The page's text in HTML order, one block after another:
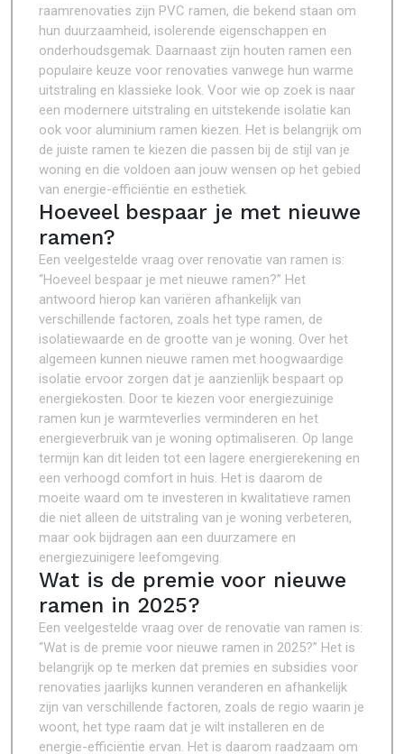
raamrenovaties zijn PVC ramen, die bekend staan om
hun duurzaamheid, isolerende eigenschappen en
onderhoudsgemak. Daarnaast zijn houten ramen een
populaire keuze voor renovaties vanwege hun warme
uitstraling en klassieke look. Voor wie op zoek is naar
een modernere uitstraling en uitstekende isolatie kan
ook voor aluminium ramen kiezen. Het is belangrijk om
de juiste ramen te kiezen die passen bij de stijl van je
woning en die voldoen aan jouw wensen op het gebied
van energie-efficiëntie en esthetiek.
Hoeveel bespaar je met nieuwe
ramen?
Een veelgestelde vraag over renovatie van ramen is:
“Hoeveel bespaar je met nieuwe ramen?” Het
antwoord hierop kan variëren afhankelijk van
verschillende factoren, zoals het type ramen, de
isolatiewaarde en de grootte van je woning. Over het
algemeen kunnen nieuwe ramen met hoogwaardige
isolatie ervoor zorgen dat je aanzienlijk bespaart op
energiekosten. Door te kiezen voor energiezuinige
ramen kun je warmteverlies verminderen en het
energieverbruik van je woning optimaliseren. Op lange
termijn kan dit leiden tot een lagere energierekening en
een verhoogd comfort in huis. Het is daarom de
moeite waard om te investeren in kwalitatieve ramen
die niet alleen de uitstraling van je woning verbeteren,
maar ook bijdragen aan een duurzamere en
energiezuinigere leefomgeving.
Wat is de premie voor nieuwe
ramen in 2025?
Een veelgestelde vraag over de renovatie van ramen is:
“Wat is de premie voor nieuwe ramen in 2025?” Het is
belangrijk op te merken dat premies en subsidies voor
renovaties jaarlijks kunnen veranderen en afhankelijk
zijn van verschillende factoren, zoals de regio waarin je
woont, het type raam dat je wilt installeren en de
energie-efficiëntie ervan. Het is daarom raadzaam om